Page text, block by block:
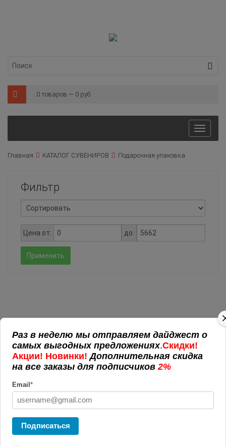
0 товаров — 0 руб.
Главная КАТАЛОГ СУВЕНИРОВ Подарочная упаковка
Фильтр
Цена от: до:
Применить
РЕКЛАМНАЯ ПРОДУКЦИЯ
Пакеты с логотипом
Антистрессы с логотипом
ЭКО-сувениры
POS материалы
Подарочная упаковка
Аромо подарки
Вязанные изделия
Офис
Раз в неделю мы отправляем дайджест о
самых выгодных предложениях.Скидки!
Акции! Новинки!Дополнительная скидка
на все заказы для подписчиков 2%
Email*
Подписаться